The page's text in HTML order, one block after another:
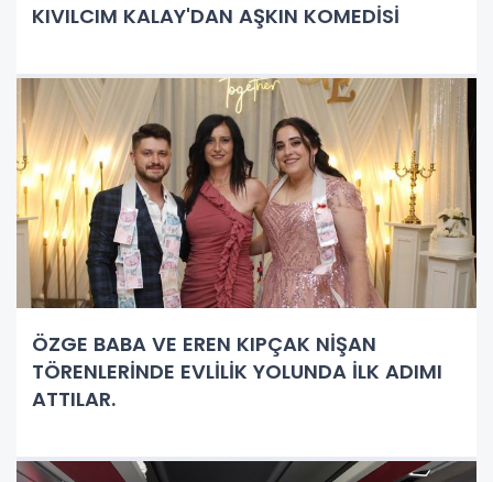
KIVILCIM KALAY'DAN AŞKIN KOMEDİSİ
ÖZGE BABA VE EREN KIPÇAK NİŞAN
TÖRENLERİNDE EVLİLİK YOLUNDA İLK ADIMI
ATTILAR.